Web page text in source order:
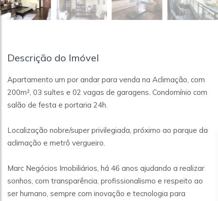
Descrição do Imóvel
Apartamento um por andar para venda na Aclimação, com
200m², 03 suítes e 02 vagas de garagens. Condomínio com
salão de festa e portaria 24h.
Localização nobre/super privilegiada, próximo ao parque da
aclimação e metrô vergueiro.
Marc Negócios Imobiliários, há 46 anos ajudando a realizar
sonhos, com transparência, profissionalismo e respeito ao
ser humano, sempre com inovação e tecnologia para